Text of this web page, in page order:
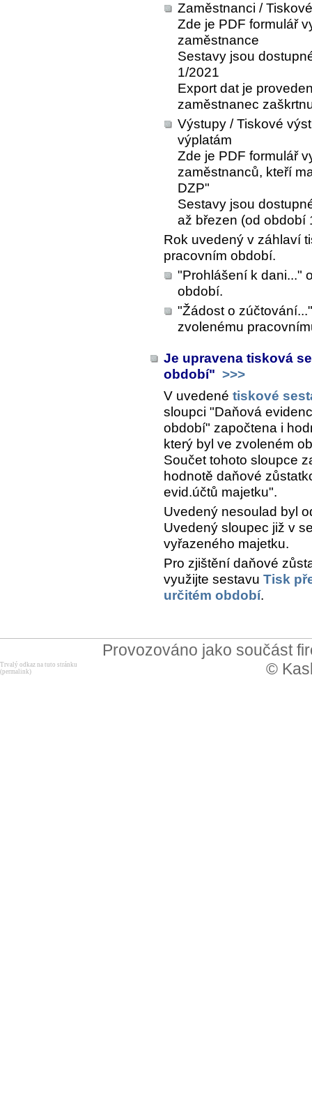
Zaměstnanci /
Zde je PDF formulář
zaměstnance
Sestavy jsou
1/2021
Export dat je
zaměstnanec
Výstupy / Tiskové
výplatám
Zde je PDF formulář
zaměstnanců, kteří
DZP"
Sestavy jsou
až březen (od období
Rok uvedený v záhlaví
pracovním období.
"Prohlášení k dani..."
období.
"Žádost o
zvolenému
Je upravena tisková
období" >>>
V uvedené tiskové
sloupci "Daňová
období" započtena i
který byl ve zvoleném
Součet tohoto sloupce
hodnotě daňové
evid.účtů majetku".
Uvedený nesoulad byl
Uvedený sloupec již v
vyřazeného majetku.
Pro zjištění daňové
využijte sestavu Tisk
určitém období.
Provozováno jako součást
©
Trvalý odkaz na tuto stránku
(permalink)